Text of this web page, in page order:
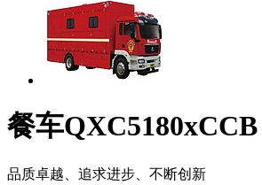
餐车QXC5180xCCB
品质卓越、追求进步、不断创新